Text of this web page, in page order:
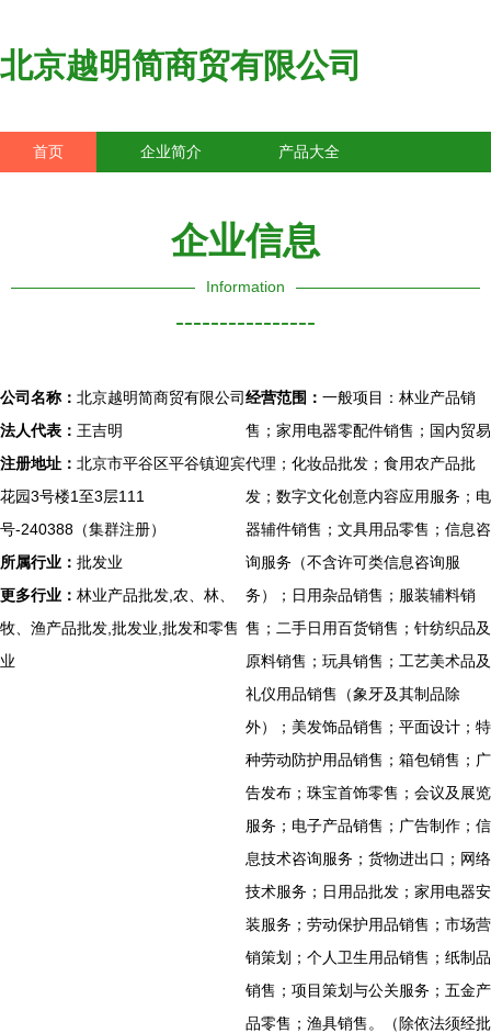
北京越明简商贸有限公司
首页 企业简介 产品大全
企业信息
Information
----------------
公司名称： 北京越明简商贸有限公司
法人代表： 王吉明
注册地址： 北京市平谷区平谷镇迎宾
花园3号楼1至3层111
号-240388（集群注册）
所属行业： 批发业
更多行业： 林业产品批发,农、林、
牧、渔产品批发,批发业,批发和零售
业
经营范围： 一般项目：林业产品销
售；家用电器零配件销售；国内贸易
代理；化妆品批发；食用农产品批
发；数字文化创意内容应用服务；电
器辅件销售；文具用品零售；信息咨
询服务（不含许可类信息咨询服
务）；日用杂品销售；服装辅料销
售；二手日用百货销售；针纺织品及
原料销售；玩具销售；工艺美术品及
礼仪用品销售（象牙及其制品除
外）；美发饰品销售；平面设计；特
种劳动防护用品销售；箱包销售；广
告发布；珠宝首饰零售；会议及展览
服务；电子产品销售；广告制作；信
息技术咨询服务；货物进出口；网络
技术服务；日用品批发；家用电器安
装服务；劳动保护用品销售；市场营
销策划；个人卫生用品销售；纸制品
销售；项目策划与公关服务；五金产
品零售；渔具销售。（除依法须经批